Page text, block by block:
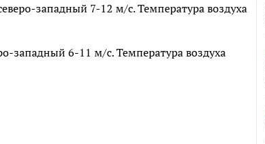
западный 7-12 м/с. Температура воздуха
западный 6-11 м/с. Температура воздуха